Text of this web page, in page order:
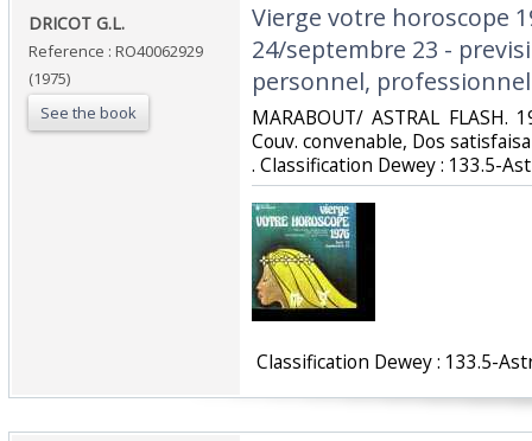
‎DRICOT G.L.‎
Reference : RO40062929
(1975)
See the book
‎Vierge votre horoscope
24/septembre 23 -
personnel,
‎MARABOUT/ ASTRAL
Couv. convenable, Dos
. Classification Dewey : 133.5-
Classification Dewey : 133.5-